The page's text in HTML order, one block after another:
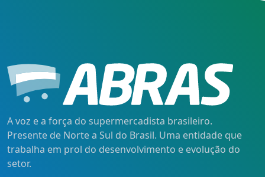
A voz e a força do supermercadista brasileiro.
Presente de Norte a Sul do Brasil. Uma entidade que
trabalha em prol do desenvolvimento e evolução do
setor.